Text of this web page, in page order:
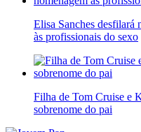
Elisa Sanches desfilará
às profissionais do sexo
Filha de Tom Cruise e
sobrenome do pai